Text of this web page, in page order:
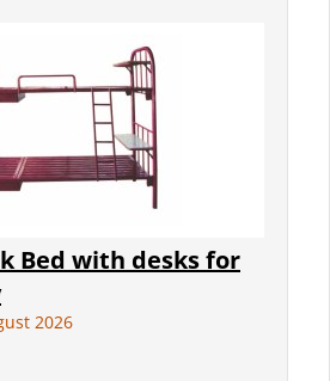
Bed with desks for
2026